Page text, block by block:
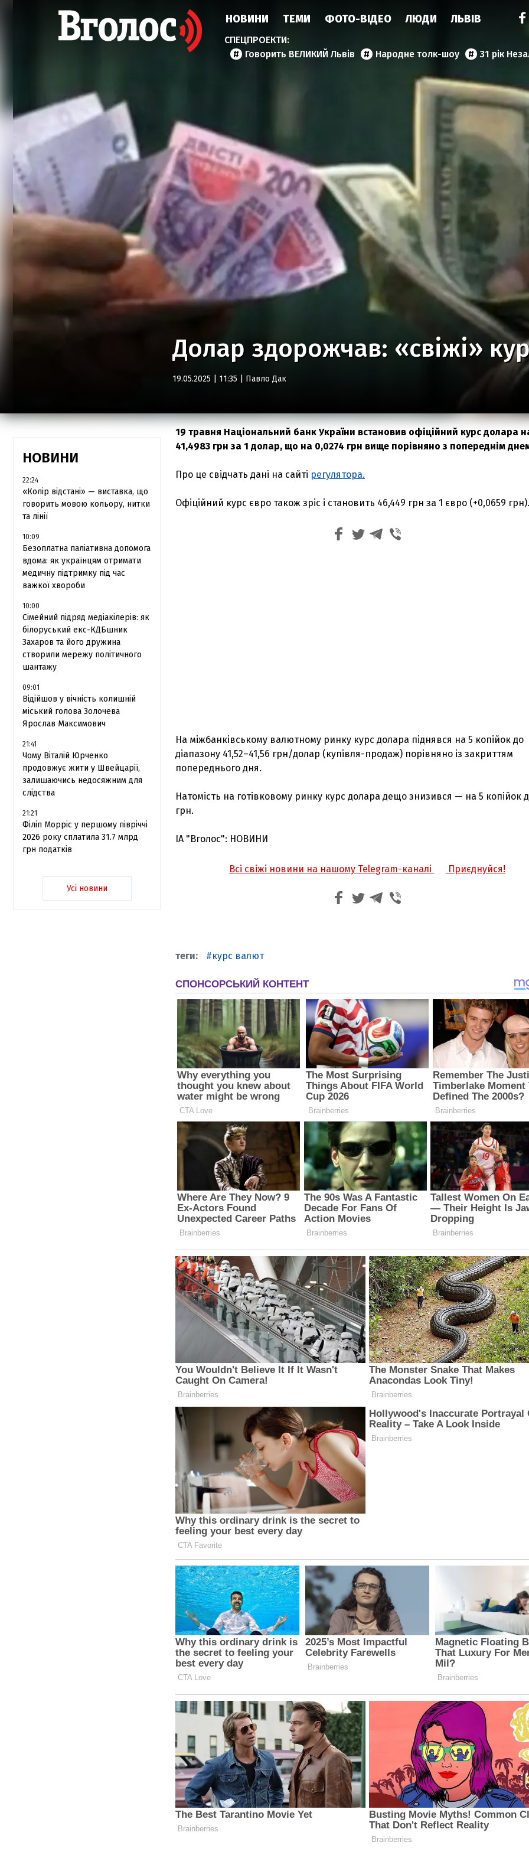
НОВИНИ ТЕМИ ФОТО-ВІДЕО ЛЮДИ ЛЬВІВ
Говорить ВЕЛИКИЙ Львів Народне толк-шоу 31 рік
Долар здорожчав: «свіжі»
19.05.2025 | 11:35 | Павло Дак
НОВИНИ
22:24
«Колір відстані» — виставка, що
говорить мовою кольору, нитки
та лінії
10:09
Безоплатна паліативна допомога
вдома: як українцям отримати
медичну підтримку під час
важкої хвороби
10:00
Сімейний підряд медіакілерів: як
білоруський екс-КДБшник
Захаров та його дружина
створили мережу політичного
шантажу
09:01
Відійшов у вічність колишній
міський голова Золочева
Ярослав Максимович
21:41
Чому Віталій Юрченко
продовжує жити у Швейцарії,
залишаючись недосяжним для
слідства
21:21
Філіп Морріс у першому півріччі
2026 року сплатила 31.7 млрд
грн податків
Усі новини
19 травня Національний банк України встановив офіційний курс долара
41,4983 грн за 1 долар, що на 0,0274 грн вище порівняно з попереднім
Про це свідчать дані на сайті регулятора.
Офіційний курс євро також зріс і становить 46,449 грн за 1 євро (+0,0659 грн).
На міжбанківському валютному ринку курс долара піднявся на 5 копійок до
діапазону 41,52–41,56 грн/долар (купівля-продаж) порівняно із закриттям
попереднього дня.
Натомість на готівковому ринку курс долара дещо знизився — на 5 копійок
грн.
ІА "Вголос": НОВИНИ
Всі свіжі новини на нашому Telegram-каналі Приєднуйся!
курс валют
З'явилося відео знищеного ворожого